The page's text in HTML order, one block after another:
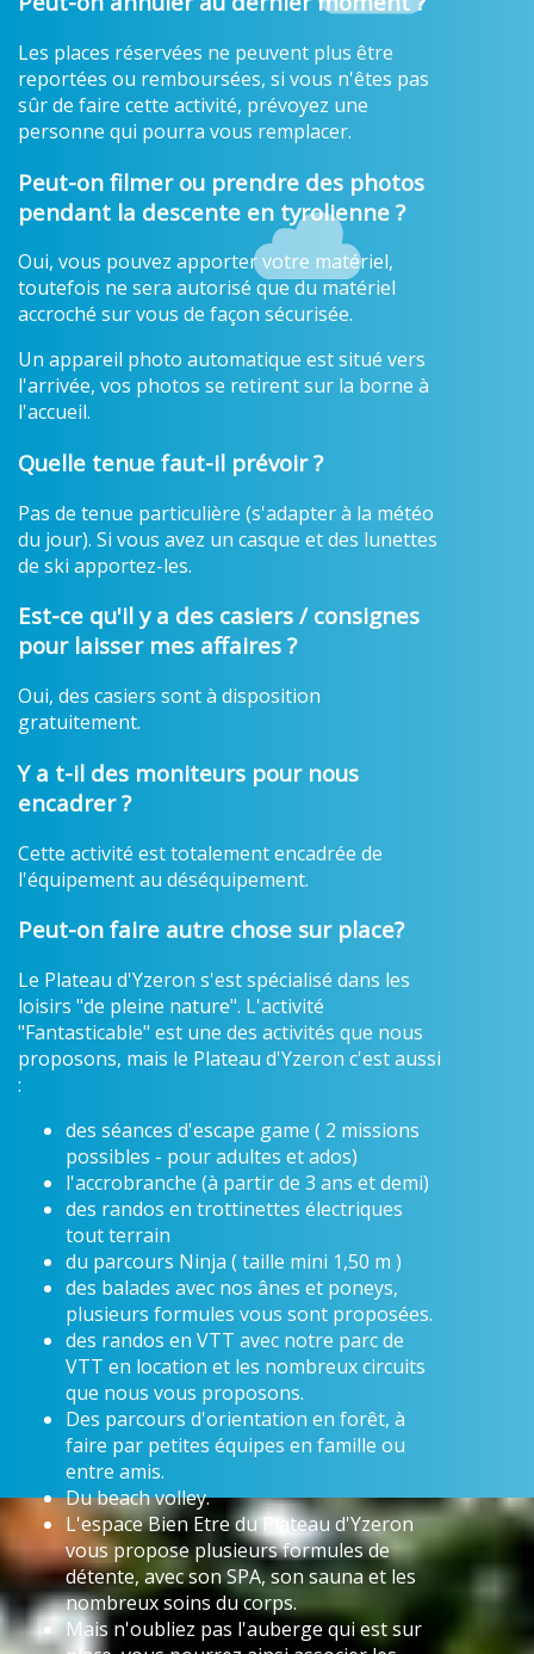
Les places réservées ne peuvent plus être
reportées ou remboursées, si vous n'êtes pas
sûr de faire cette activité, prévoyez une
personne qui pourra vous remplacer.
Peut-on filmer ou prendre des photos
pendant la descente en tyrolienne ?
Oui, vous pouvez apporter votre matériel,
toutefois ne sera autorisé que du matériel
accroché sur vous de façon sécurisée.
Un appareil photo automatique est situé vers
l'arrivée, vos photos se retirent sur la borne à
l'accueil.
Quelle tenue faut-il prévoir ?
Pas de tenue particulière (s'adapter à la météo
du jour). Si vous avez un casque et des lunettes
de ski apportez-les.
Est-ce qu'il y a des casiers / consignes
pour laisser mes affaires ?
Oui, des casiers sont à disposition
gratuitement.
Y a t-il des moniteurs pour nous
encadrer ?
Cette activité est totalement encadrée de
l'équipement au déséquipement.
Peut-on faire autre chose sur place?
Le Plateau d'Yzeron s'est spécialisé dans les
loisirs "de pleine nature". L'activité
"Fantasticable" est une des activités que nous
proposons, mais le Plateau d'Yzeron c'est aussi
:
des séances d'escape game ( 2 missions
possibles - pour adultes et ados)
l'accrobranche (à partir de 3 ans et demi)
des randos en trottinettes électriques
tout terrain
du parcours Ninja ( taille mini 1,50 m )
des balades avec nos ânes et poneys,
plusieurs formules vous sont proposées.
des randos en VTT avec notre parc de
VTT en location et les nombreux circuits
que nous vous proposons.
Des parcours d'orientation en forêt, à
faire par petites équipes en famille ou
entre amis.
Du beach volley.
L'espace Bien Etre du Plateau d'Yzeron
vous propose plusieurs formules de
détente, avec son SPA, son sauna et les
nombreux soins du corps.
Mais n'oubliez pas l'auberge qui est sur